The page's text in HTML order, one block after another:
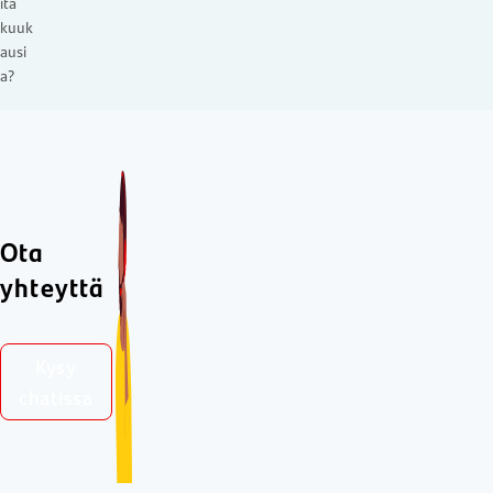
kuuk
ausi
a?
Ota
yhteyttä